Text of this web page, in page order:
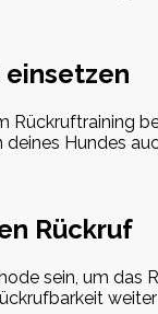
Rückruftraining
Hundes
Rückruf
sein, um das